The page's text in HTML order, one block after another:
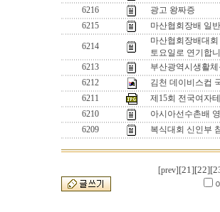
6216
광고 왕짜증
6215
마산협회장배 일
6214
마산협회장배대
토요일로 연기합
6213
부산광역시생활
6212
김천 데이비스컵
6211
제15회 전국여자
6210
아시아선수촌배
6209
복식대회 신인부
[prev] [21][22]